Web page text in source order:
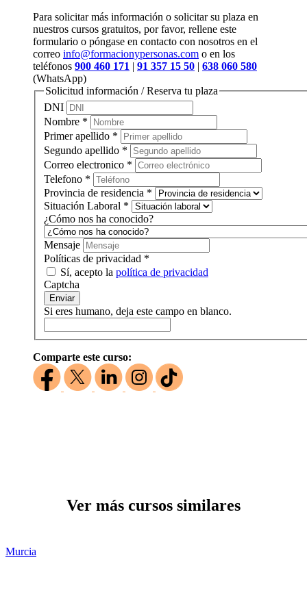
Para solicitar más información o solicitar su plaza en
nuestros cursos gratuitos, por favor, rellene este
formulario o póngase en contacto con nosotros en el
correo info@formacionypersonas.com o en los
teléfonos 900 460 171 | 91 357 15 50 | 638 060 580
(WhatsApp)
Solicitud información / Reserva tu plaza
DNI
Nombre *
Primer apellido *
Segundo apellido *
Correo electronico *
Telefono *
Provincia de residencia *
Situación Laboral *
¿Cómo nos ha conocido?
Mensaje
Políticas de privacidad *
Sí, acepto la política de privacidad
Captcha
Enviar
Si eres humano, deja este campo en blanco.
Comparte este curso:
Ver más cursos similares
Murcia